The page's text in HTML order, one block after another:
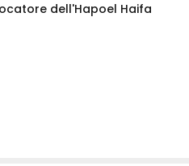
dell'Hapoel Haifa